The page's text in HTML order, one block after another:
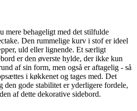
mere behageligt med det stilfulde
Den rummelige kurv i stof er ideel
uld eller lignende. Et særligt
er den øverste hylde, der ikke kun
af sin form, men også er aftagelig - så
i køkkenet og tages med. Det
den gode stabilitet er yderligere fordele,
af dette dekorative sidebord.